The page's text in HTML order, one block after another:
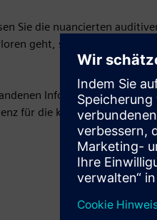
Sie die nuancierten
geht, sondern an
Informationsquellen
für die kommenden Jahre